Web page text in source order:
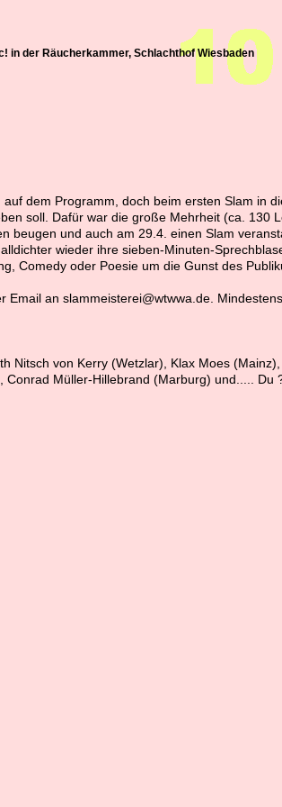
in der Räucherkammer, Schlachthof Wiesbaden
dem Programm, doch beim ersten Slam in
soll. Dafür war die große Mehrheit (ca. 130
beugen und auch am 29.4. einen Slam
wieder ihre sieben-Minuten-
Comedy oder Poesie um die Gunst des
an slammeisterei@wtwwa.de.
Nitsch von Kerry (Wetzlar), Klax Moes
Müller-Hillebrand (Marburg) und..... Du